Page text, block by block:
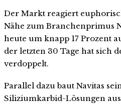
Der Markt reagiert
Nähe zum Branchenprimus
heute um knapp 17 Prozent
der letzten 30 Tage hat sich
verdoppelt.
Parallel dazu baut Navitas
Siliziumkarbid-Lösungen